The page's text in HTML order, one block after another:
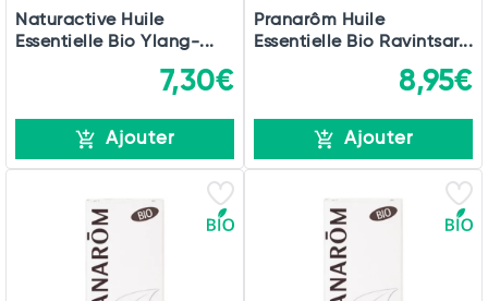
Naturactive Huile
Essentielle Bio Ylang-...
7,30€
Ajouter
Pranarôm Huile
Essentielle Bio Ravintsar...
8,95€
Ajouter